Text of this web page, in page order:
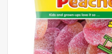
Botanicals
Bonbons pour la bonbonnière